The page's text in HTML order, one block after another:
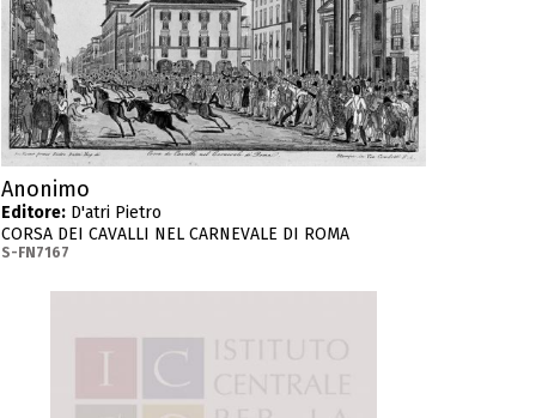
Anonimo
Editore: D'atri Pietro
CORSA DEI CAVALLI NEL CARNEVALE DI ROMA
S-FN7167